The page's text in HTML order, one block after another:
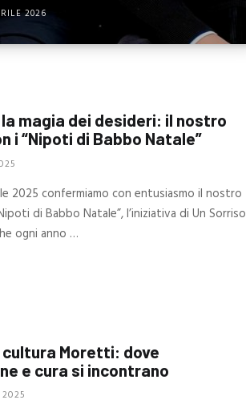
2026
magia dei desideri: il nostro
i “Nipoti di Babbo Natale”
2025 confermiamo con entusiasmo il nostro
di Babbo Natale”, l’iniziativa di Un Sorriso
ogni anno …
Moretti: dove
e cura si incontrano